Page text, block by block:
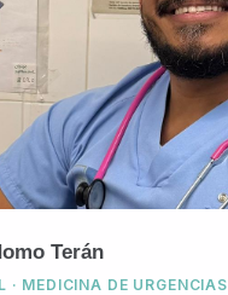
Terán
· MEDICINA DE URGENCIAS